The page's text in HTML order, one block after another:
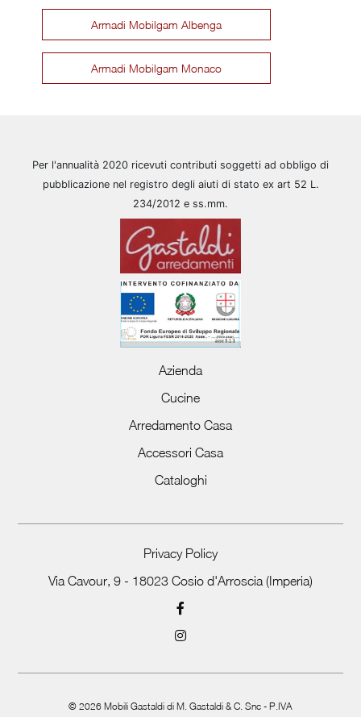
Armadi Mobilgam Albenga
Armadi Mobilgam Monaco
Per l'annualità 2020 ricevuti contributi soggetti ad obbligo di
pubblicazione nel registro degli aiuti di stato ex art 52 L.
234/2012 e ss.mm.
Azienda
Cucine
Arredamento Casa
Accessori Casa
Cataloghi
Privacy Policy
Via Cavour, 9 - 18023 Cosio d'Arroscia (Imperia)
© 2026 Mobili Gastaldi di M. Gastaldi & C. Snc - P.IVA